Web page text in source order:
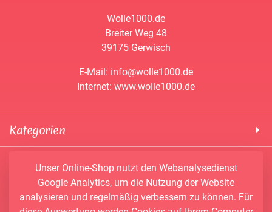
Wolle1000.de
Breiter Weg 48
39175 Gerwisch
E-Mail: info@wolle1000.de
Internet: www.wolle1000.de
Kategorien
ALIZE Yarns
Bobbel
Bobbiny
Service & Informationen
Konto
Newsletter
Unser Online-Shop nutzt den Webanalysedienst
Google Analytics, um die Nutzung der Website
analysieren und regelmäßig verbessern zu können. Für